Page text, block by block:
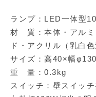
ランプ：LED一体型
材 質：本体・アルミ
ド・アクリル（乳白色
サイズ：高40×幅
重 量：0.3kg
スイッチ：壁スイッ